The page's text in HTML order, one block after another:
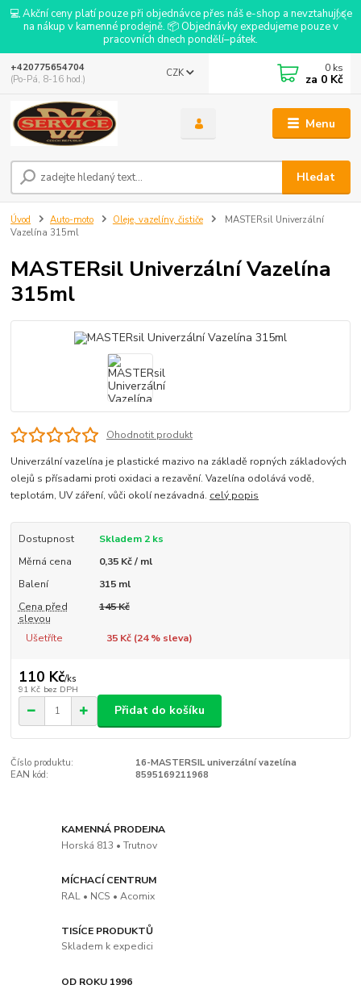
💻 Akční ceny platí pouze při objednávce přes náš e-shop a nevztahují se
na nákup v kamenné prodejně. 📦 Objednávky expedujeme pouze v
pracovních dnech pondělí–pátek.
Menu
CZK
Hledat
+420775654704
(Po-Pá, 8-16 hod.)
0 ks
za 0 Kč
Úvod Auto-moto Oleje, vazelíny, čističe
MASTERsil Univerzální
Vazelína 315ml
MASTERsil Univerzální Vazelína
315ml
Ohodnotit produkt
Univerzální vazelína je plastické mazivo na základě ropných základových
olejů s přísadami proti oxidaci a rezavění. Vazelína odolává vodě,
teplotám, UV záření, vůči okolí nezávadná. celý popis
Dostupnost
Skladem 2 ks
Měrná cena
0,35 Kč / ml
Balení
315 ml
Cena před
slevou
145 Kč
Ušetříte 35 Kč (24% sleva)
110 Kč/ks
91 Kč bez DPH
Přidat do košíku
Číslo produktu:
16-MASTERSIL univerzální vazelína
EAN kód:
8595169211968
KAMENNÁ PRODEJNA
Horská 813 • Trutnov
MÍCHACÍ CENTRUM
RAL • NCS • Acomix
TISÍCE PRODUKTŮ
Skladem k expedici
OD ROKU 1996